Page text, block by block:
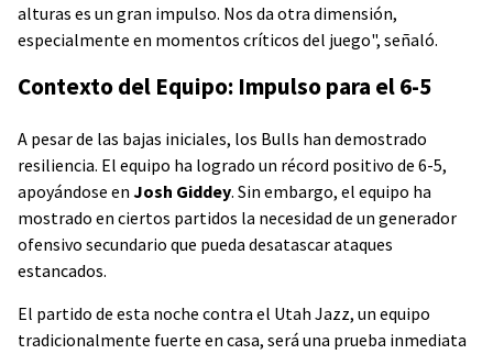
alturas es un gran impulso. Nos da otra dimensión,
especialmente en momentos críticos del juego", señaló.
Contexto del Equipo: Impulso para el 6-5
A pesar de las bajas iniciales, los Bulls han demostrado
resiliencia. El equipo ha logrado un récord positivo de 6-5,
apoyándose en Josh Giddey. Sin embargo, el equipo ha
mostrado en ciertos partidos la necesidad de un generador
ofensivo secundario que pueda desatascar ataques
estancados.
El partido de esta noche contra el Utah Jazz, un equipo
tradicionalmente fuerte en casa, será una prueba inmediata